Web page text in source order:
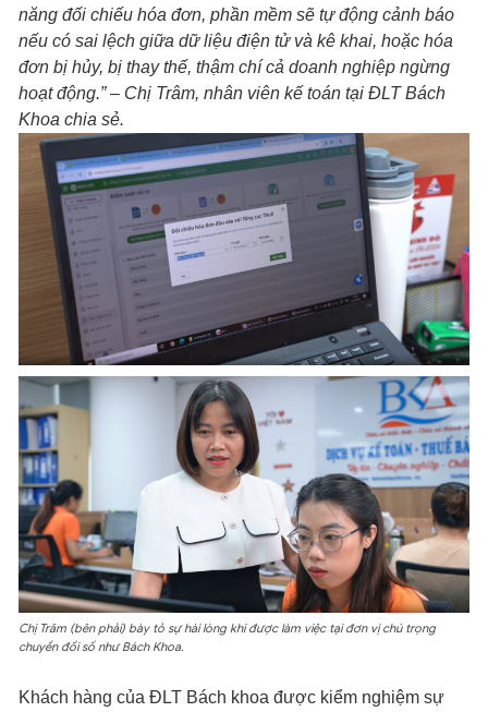
năng đối chiếu hóa đơn, phần mềm sẽ tự động cảnh báo
nếu có sai lệch giữa dữ liệu điện tử và kê khai, hoặc hóa
đơn bị hủy, bị thay thế, thậm chí cả doanh nghiệp ngừng
hoạt động.” – Chị Trâm, nhân viên kế toán tại ĐLT Bách
Khoa chia sẻ.
Chị Trâm (bên phải) bày tỏ sự hài lòng khi được làm việc tại đơn vị chú trọng
chuyển đổi số như Bách Khoa.
Khách hàng của ĐLT Bách khoa được kiểm nghiệm sự